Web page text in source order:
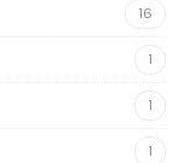
16
1
1
1